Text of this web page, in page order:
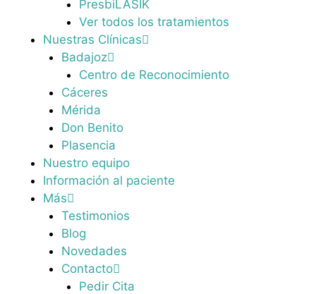
PresbiLASIK
Ver todos los tratamientos
Nuestras Clínicas
Badajoz
Centro de Reconocimiento
Cáceres
Mérida
Don Benito
Plasencia
Nuestro equipo
Información al paciente
Más
Testimonios
Blog
Novedades
Contacto
Pedir Cita